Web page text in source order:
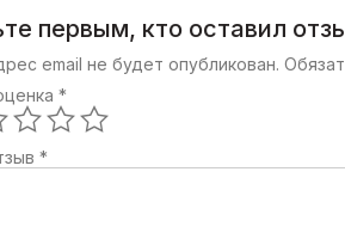
первым, кто оставил
email не будет опубликован.
*
*